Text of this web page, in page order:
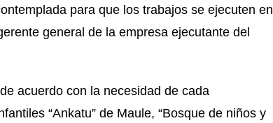
para que los trabajos se ejecuten en
general de la empresa ejecutante del
acuerdo con la necesidad de cada
“Ankatu” de Maule, “Bosque de niños y